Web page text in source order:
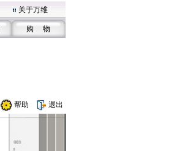
关于万维
购 物
帮助 退出